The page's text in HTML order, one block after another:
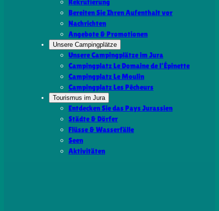
Rekrutierung
Bereiten Sie Ihren Aufenthalt vor
Nachrichten
Angebote & Promotionen
Unsere Campingplätze
Unsere Campingplätze im Jura
Campingplatz Le Domaine de l’Épinette
Campingplatz Le Moulin
Campingplatz Les Pêcheurs
Tourismus im Jura
Entdecken Sie das Pays Jurassien
Städte & Dörfer
Flüsse & Wasserfälle
Seen
Aktivitäten